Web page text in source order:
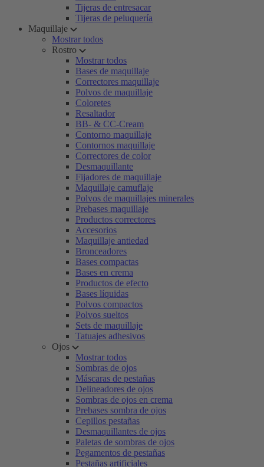
Tijeras de entresacar
Tijeras de peluquería
Maquillaje
Mostrar todos
Rostro
Mostrar todos
Bases de maquillaje
Correctores maquillaje
Polvos de maquillaje
Coloretes
Resaltador
BB- & CC-Cream
Contorno maquillaje
Contornos maquillaje
Correctores de color
Desmaquillante
Fijadores de maquillaje
Maquillaje camuflaje
Polvos de maquillajes minerales
Prebases maquillaje
Productos correctores
Accesorios
Maquillaje antiedad
Bronceadores
Bases compactas
Bases en crema
Productos de efecto
Bases líquidas
Polvos compactos
Polvos sueltos
Sets de maquillaje
Tatuajes adhesivos
Ojos
Mostrar todos
Sombras de ojos
Máscaras de pestañas
Delineadores de ojos
Sombras de ojos en crema
Prebases sombra de ojos
Cepillos pestañas
Desmaquillantes de ojos
Paletas de sombras de ojos
Pegamentos de pestañas
Pestañas artificiales